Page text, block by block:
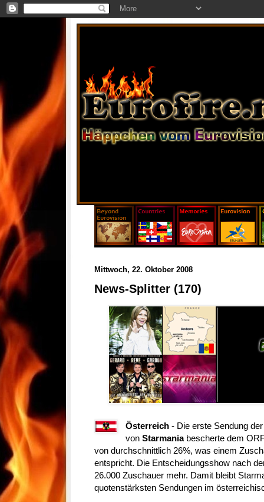
Mittwoch, 22. Oktober 2008
News-Splitter (170)
Österreich - Die erste Sendung
vonStarmania bescherte dem
von durchschnittlich 26%, was einem
entspricht. Die Entscheidungsshow nach
26.000 Zuschauer mehr. Damit bleibt
quotenstärksten Sendungen im